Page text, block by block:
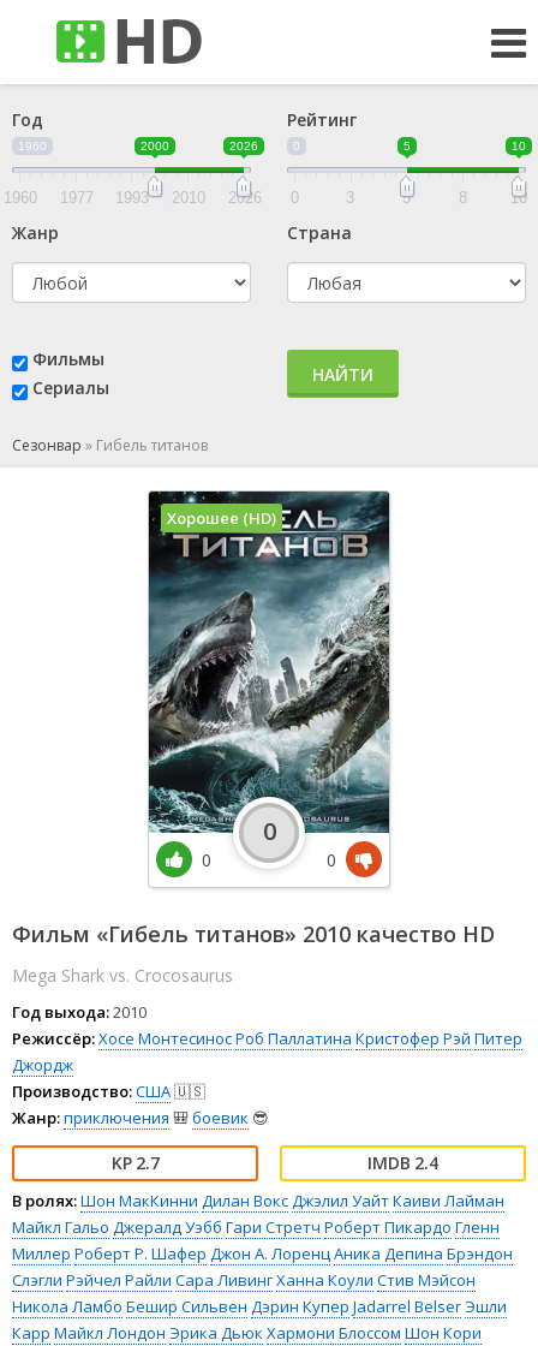
Год
1960 2000 2026
1960 1977 1993 2010 2026
Рейтинг
0 5 10
0 3 5 8 10
Жанр Страна
Фильмы
Сериалы
НАЙТИ
Сезонвар » Гибель титанов
Фильм «Гибель титанов» 2010 качество HD
Mega Shark vs. Crocosaurus
Год выхода:2010
Режиссёр:Хосе МонтесиносРоб Паллатина Кристофер Рэй Питер
Джордж
Производство:США🇺🇸
Жанр:приключения 🎒боевик 😎
2.7 2.4
В ролях:Шон МакКинни Дилан ВоксДжэлил УайтКаиви Лайман
Майкл Гальо Джералд Уэбб Гари Стретч Роберт Пикардо Гленн
Миллер Роберт Р. Шафер Джон А. ЛоренцАника Депина Брэндон
Слэгли Рэйчел Райли Сара ЛивингХанна Коули Стив Мэйсон
Никола Ламбо Бешир Сильвен Дэрин Купер Jadarrel BelserЭшли
Карр Майкл Лондон Эрика Дьюк Хармони Блоссом Шон Кори
Хорошее (HD)
0
0
0